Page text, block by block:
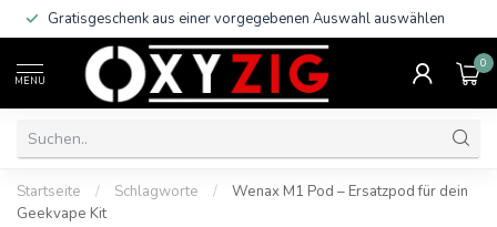
Gratisgeschenk aus einer vorgegebenen Auswahl auswählen
MENU
0
Startseite / Schlagworte /
Wenax M1 Pod – Ersatzpod für dein
Geekvape Kit